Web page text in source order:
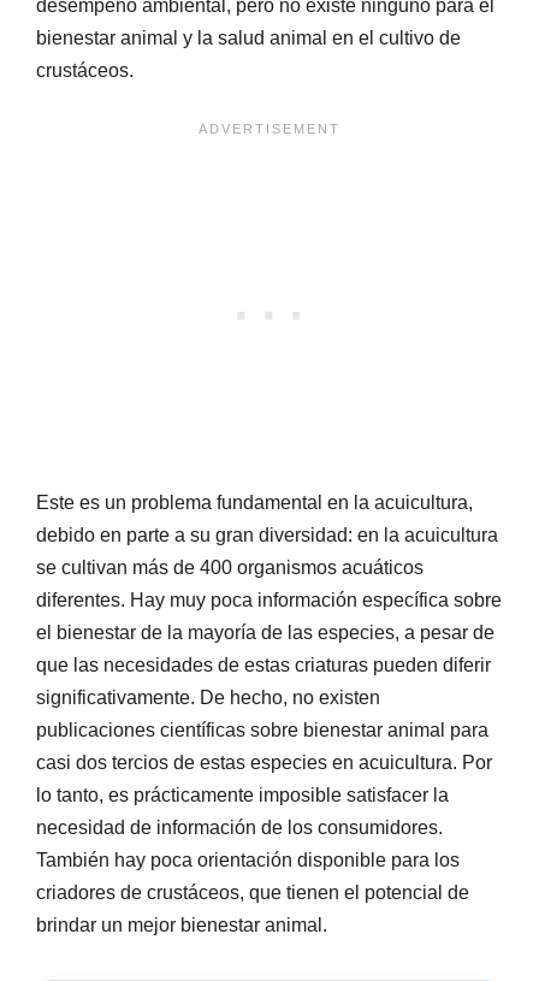
desempeño ambiental, pero no existe ninguno para el
bienestar animal y la salud animal en el cultivo de
crustáceos.
Este es un problema fundamental en la acuicultura,
debido en parte a su gran diversidad: en la acuicultura
se cultivan más de 400 organismos acuáticos
diferentes. Hay muy poca información específica sobre
el bienestar de la mayoría de las especies, a pesar de
que las necesidades de estas criaturas pueden diferir
significativamente. De hecho, no existen
publicaciones científicas sobre bienestar animal para
casi dos tercios de estas especies en acuicultura. Por
lo tanto, es prácticamente imposible satisfacer la
necesidad de información de los consumidores.
También hay poca orientación disponible para los
criadores de crustáceos, que tienen el potencial de
brindar un mejor bienestar animal.